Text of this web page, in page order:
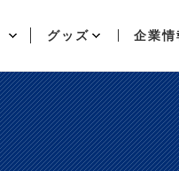
グッズ 企業情